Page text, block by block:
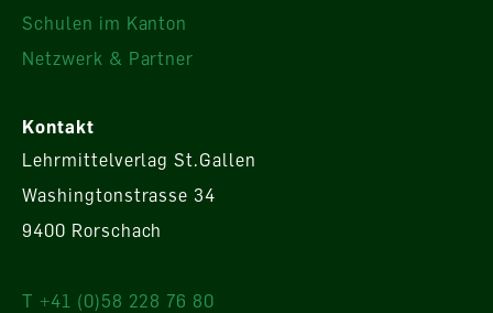
Schulen im Kanton
Netzwerk & Partner
Kontakt
Lehrmittelverlag St.Gallen
Washingtonstrasse 34
9400 Rorschach
T +41 (0)58 228 76 80